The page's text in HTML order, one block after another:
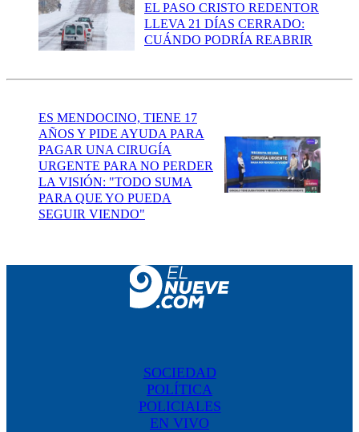
EL PASO CRISTO REDENTOR
LLEVA 21 DÍAS CERRADO:
CUÁNDO PODRÍA REABRIR
ES MENDOCINO, TIENE 17
AÑOS Y PIDE AYUDA PARA
PAGAR UNA CIRUGÍA
URGENTE PARA NO PERDER
LA VISIÓN: "TODO SUMA
PARA QUE YO PUEDA
SEGUIR VIENDO"
SOCIEDAD
POLÍTICA
POLICIALES
EN VIVO